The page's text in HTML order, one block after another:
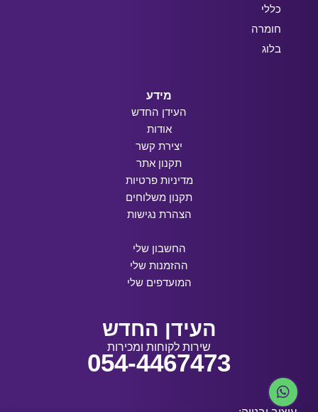
כללי
חומרה
בלוג
מידע
העידן החדש
אודות
יצירת קשר
תקנון אתר
מדיניות פרטיות
תקנון משלוחים
הצהרת נגישות
החשבון שלי
ההזמנות שלי
המועדפים שלי
העידן החדש
שירות לקוחות ומכירות
054-4467473